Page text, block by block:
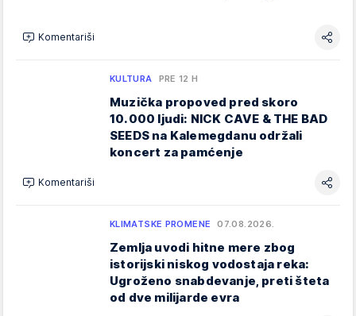
Komentariši
KULTURA PRE 12 H
Muzička propoved pred skoro
10.000 ljudi: NICK CAVE & THE BAD
SEEDS na Kalemegdanu održali
koncert za pamćenje
Komentariši
KLIMATSKE PROMENE 07.08.2026.
Zemlja uvodi hitne mere zbog
istorijski niskog vodostaja reka:
Ugroženo snabdevanje, preti šteta
od dve milijarde evra